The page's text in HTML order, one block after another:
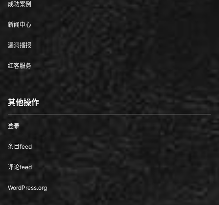
成功案例
新闻中心
漏洞播报
红客服务
其他操作
登录
条目feed
评论feed
WordPress.org